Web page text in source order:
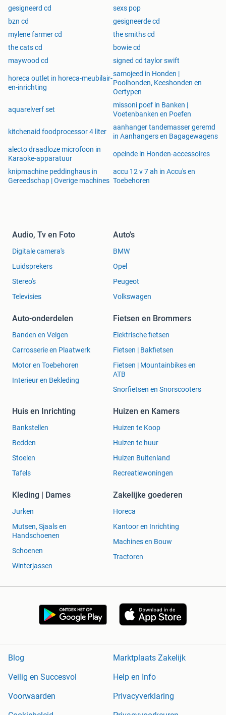
gesigneerd cd
sexs pop
bzn cd
gesigneerde cd
mylene farmer cd
the smiths cd
the cats cd
bowie cd
maywood cd
signed cd taylor swift
horeca outlet in horeca-meubilair-
en-inrichting
samojeed in Honden |
Poolhonden, Keeshonden en
Oertypen
aquarelverf set
missoni poef in Banken |
Voetenbanken en Poefen
kitchenaid foodprocessor 4 liter
aanhanger tandemasser geremd
in Aanhangers en Bagagewagens
alecto draadloze microfoon in
Karaoke-apparatuur
opeinde in Honden-accessoires
knipmachine peddinghaus in
Gereedschap | Overige machines
accu 12 v 7 ah in Accu's en
Toebehoren
Audio, Tv en Foto
Digitale camera's
Luidsprekers
Stereo's
Televisies
Auto's
BMW
Opel
Peugeot
Volkswagen
Auto-onderdelen
Banden en Velgen
Carrosserie en Plaatwerk
Motor en Toebehoren
Interieur en Bekleding
Fietsen en Brommers
Elektrische fietsen
Fietsen | Bakfietsen
Fietsen | Mountainbikes en
ATB
Snorfietsen en Snorscooters
Huis en Inrichting
Bankstellen
Bedden
Stoelen
Tafels
Huizen en Kamers
Huizen te Koop
Huizen te huur
Huizen Buitenland
Recreatiewoningen
Kleding | Dames
Jurken
Mutsen, Sjaals en
Handschoenen
Schoenen
Winterjassen
Zakelijke goederen
Horeca
Kantoor en Inrichting
Machines en Bouw
Tractoren
Blog
Marktplaats Zakelijk
Veilig en Succesvol
Help en Info
Voorwaarden
Privacyverklaring